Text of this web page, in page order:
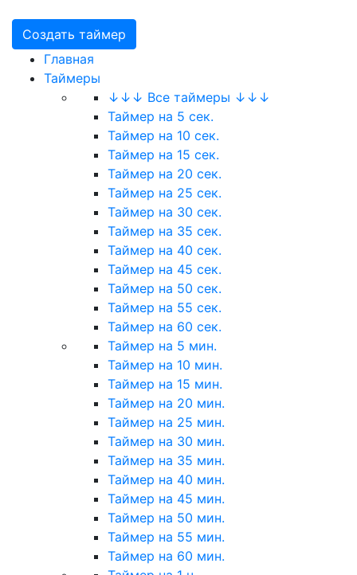
Создать таймер
Главная
Таймеры
↓↓↓ Все таймеры ↓↓↓
Таймер на 5 сек.
Таймер на 10 сек.
Таймер на 15 сек.
Таймер на 20 сек.
Таймер на 25 сек.
Таймер на 30 сек.
Таймер на 35 сек.
Таймер на 40 сек.
Таймер на 45 сек.
Таймер на 50 сек.
Таймер на 55 сек.
Таймер на 60 сек.
Таймер на 5 мин.
Таймер на 10 мин.
Таймер на 15 мин.
Таймер на 20 мин.
Таймер на 25 мин.
Таймер на 30 мин.
Таймер на 35 мин.
Таймер на 40 мин.
Таймер на 45 мин.
Таймер на 50 мин.
Таймер на 55 мин.
Таймер на 60 мин.